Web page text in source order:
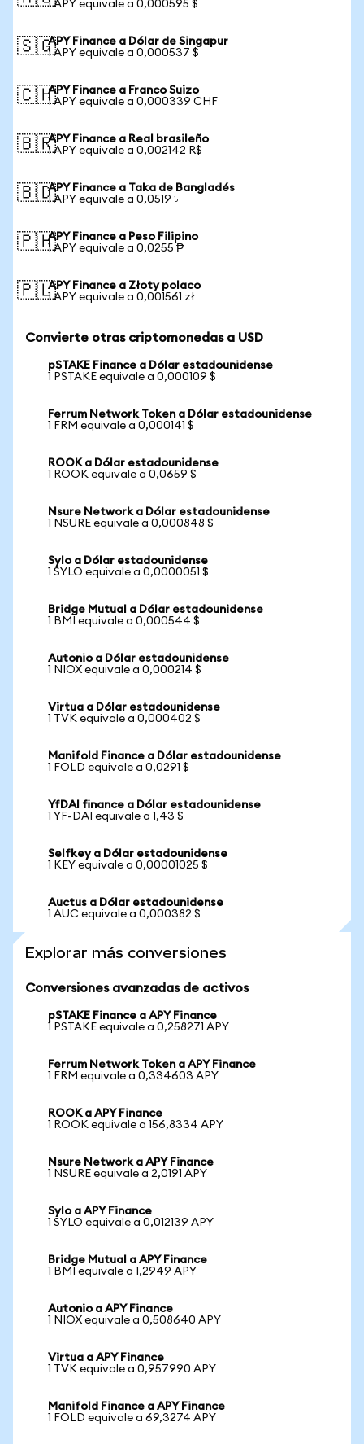
1 APY equivale a 0,000595 $
🇸🇬APY Finance a Dólar de Singapur
1 APY equivale a 0,000537 $
🇨🇭APY Finance a Franco Suizo
1 APY equivale a 0,000339 CHF
🇧🇷APY Finance a Real brasileño
1 APY equivale a 0,002142 R$
🇧🇩APY Finance a Taka de Bangladés
1 APY equivale a 0,0519 ৳
🇵🇭APY Finance a Peso Filipino
1 APY equivale a 0,0255 ₱
🇵🇱APY Finance a Złoty polaco
1 APY equivale a 0,001561 zł
Convierte otras criptomonedas a USD
pSTAKE Finance a Dólar estadounidense
1 PSTAKE equivale a 0,000109 $
Ferrum Network Token a Dólar estadounidense
1 FRM equivale a 0,000141 $
ROOK a Dólar estadounidense
1 ROOK equivale a 0,0659 $
Nsure Network a Dólar estadounidense
1 NSURE equivale a 0,000848 $
Sylo a Dólar estadounidense
1 SYLO equivale a 0,0000051 $
Bridge Mutual a Dólar estadounidense
1 BMI equivale a 0,000544 $
Autonio a Dólar estadounidense
1 NIOX equivale a 0,000214 $
Virtua a Dólar estadounidense
1 TVK equivale a 0,000402 $
Manifold Finance a Dólar estadounidense
1 FOLD equivale a 0,0291 $
YfDAI finance a Dólar estadounidense
1 YF-DAI equivale a 1,43 $
Selfkey a Dólar estadounidense
1 KEY equivale a 0,00001025 $
Auctus a Dólar estadounidense
1 AUC equivale a 0,000382 $
Explorar más conversiones
Conversiones avanzadas de activos
pSTAKE Finance a APY Finance
1 PSTAKE equivale a 0,258271 APY
Ferrum Network Token a APY Finance
1 FRM equivale a 0,334603 APY
ROOK a APY Finance
1 ROOK equivale a 156,8334 APY
Nsure Network a APY Finance
1 NSURE equivale a 2,0191 APY
Sylo a APY Finance
1 SYLO equivale a 0,012139 APY
Bridge Mutual a APY Finance
1 BMI equivale a 1,2949 APY
Autonio a APY Finance
1 NIOX equivale a 0,508640 APY
Virtua a APY Finance
1 TVK equivale a 0,957990 APY
Manifold Finance a APY Finance
1 FOLD equivale a 69,3274 APY